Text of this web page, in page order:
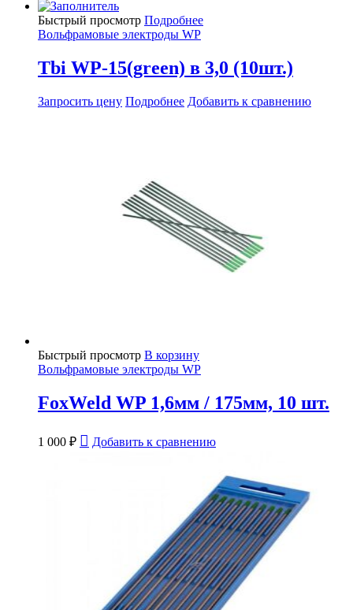
Быстрый просмотр Подробнее
Вольфрамовые электроды WP
Tbi WP-15(green) в 3,0 (10шт.)
Запросить цену Подробнее Добавить к сравнению
Быстрый просмотр В корзину
Вольфрамовые электроды WP
FoxWeld WP 1,6мм / 175мм, 10 шт.
1 000 ₽ Добавить к сравнению